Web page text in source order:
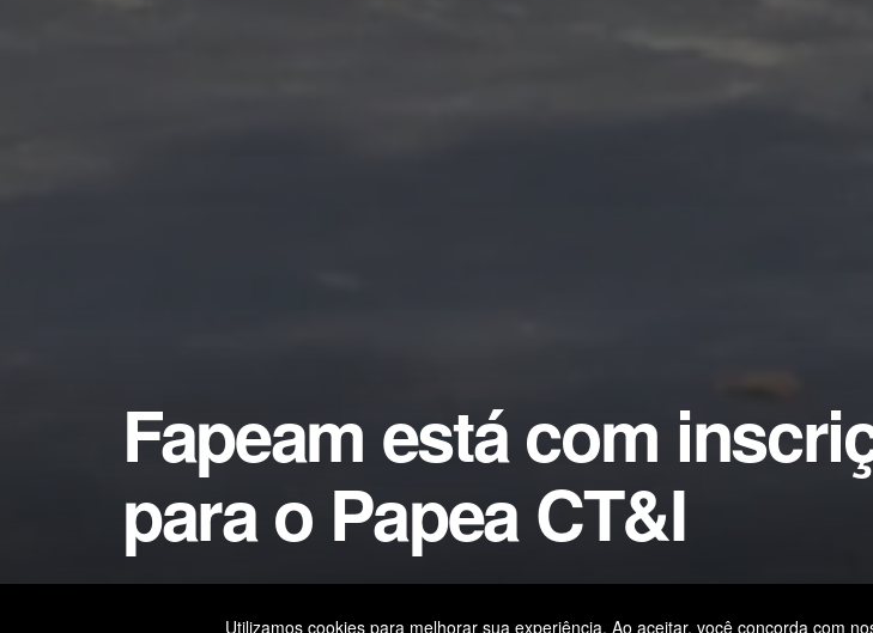
Fapeam está com
para o Papea CT&I
Utilizamos cookies para melhorar sua experiência. Ao aceitar, você concorda com